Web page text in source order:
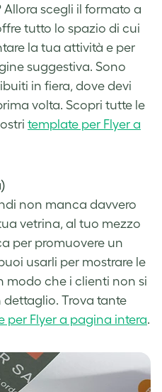
Allora scegli il formato a
tutto lo spazio di cui
la tua attività e per
suggestiva. Sono
in fiera, dove devi
volta. Scopri tutte le
template per Flyer a
non manca davvero
vetrina, al tuo mezzo
per promuovere un
usarli per mostrare le
modo che i clienti non si
Trova tante
per Flyer a pagina intera.